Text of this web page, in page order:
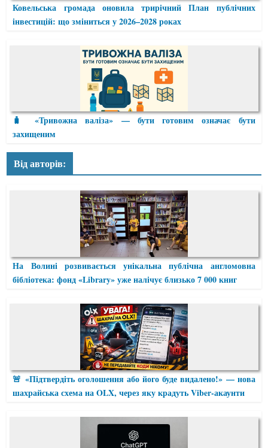
Ковельська громада оновила трирічний План публічних
інвестицій: що зміниться у 2026–2028 роках
🧳 «Тривожна валіза» — бути готовим означає бути
захищеним
Від авторів:
На Волині розвивається унікальна публічна англомовна
бібліотека: фонд «Library» уже налічує близько 7 000 книг
🚨 «Підтвердіть оголошення або його буде видалено!» — нова
шахрайська схема на OLX, через яку крадуть Viber-акаунти